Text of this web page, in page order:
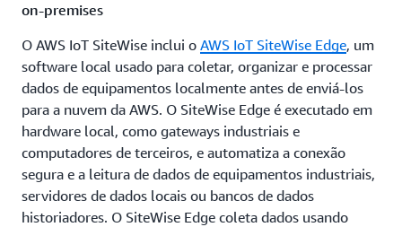
on-premises
O AWS IoT SiteWise inclui o AWS IoT SiteWise Edge, um
software local usado para coletar, organizar e processar
dados de equipamentos localmente antes de enviá-los
para a nuvem da AWS. O SiteWise Edge é executado em
hardware local, como gateways industriais e
computadores de terceiros, e automatiza a conexão
segura e a leitura de dados de equipamentos industriais,
servidores de dados locais ou bancos de dados
historiadores. O SiteWise Edge coleta dados usando